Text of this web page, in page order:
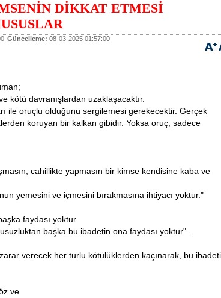
DİKKAT ETMESİ
Güncelleme: 08-03-2025 01:57:00
kötü davranışlardan uzaklaşacaktır.
ile oruçlu olduğunu sergilemesi gerekecektir. Gerçek
koruyan bir kalkan gibidir. Yoksa oruç, sadece
cahillikte yapmasın bir kimse kendisine kaba ve
yemesini ve içmesini bırakmasına ihtiyacı yoktur."
faydası yoktur.
başka bu ibadetin ona faydası yoktur" .
verecek her turlu kötülüklerden kaçınarak, bu ibadeti
ve